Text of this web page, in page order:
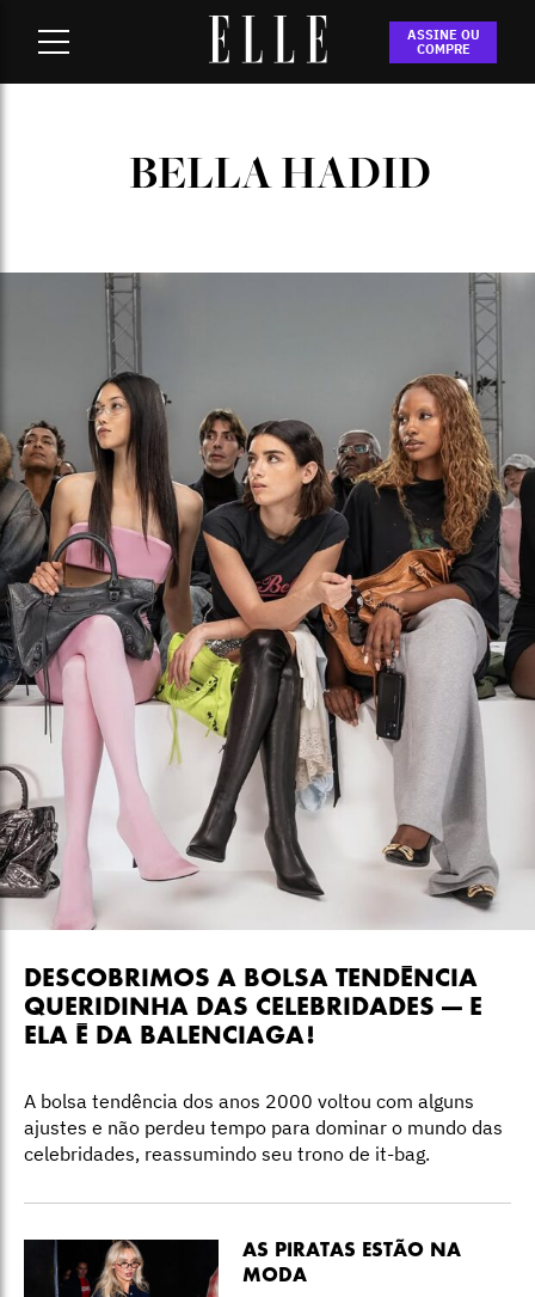
ASSINE OU
COMPRE
BELLA HADID
DESCOBRIMOS A BOLSA TENDÊNCIA
QUERIDINHA DAS CELEBRIDADES — E
ELA É DA BALENCIAGA!
A bolsa tendência dos anos 2000 voltou com alguns
ajustes e não perdeu tempo para dominar o mundo das
celebridades, reassumindo seu trono de it-bag.
AS PIRATAS ESTÃO NA
MODA